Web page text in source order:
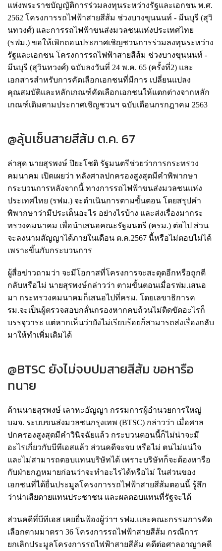
แห่งพระราชบัญญัติการร่วมลงทุนระหว่างรัฐและเอกชน พ.ศ.
2562 โครงการรถไฟฟ้าสายสีส้ม ช่วงบางขุนนนท์ - มีนบุรี (สุวิ
นทวงศ์) และการรถไฟฟ้าขนส่งมวลชนแห่งประเทศไทย
(รฟม.) ขอให้เพิกถอนประกาศเชิญชวนการร่วมลงทุนระหว่าง
รัฐและเอกชน โครงการรถไฟฟ้าสายสีส้ม ช่วงบางขุนนนท์ -
มีนบุรี (สุวินทวงศ์) ฉบับลงวันที่ 24 พ.ค. 65 (ครั้งที่2) และ
เอกสารสำหรับการคัดเลือกเอกชนที่มีการ เปลี่ยนแปลง
คุณสมบัติและหลักเกณฑ์คัดเลือกเอกชนให้แตกต่างจากหลัก
เกณฑ์เดิมตามประกาศเชิญชวนฯ ฉบับเดือนกรกฎาคม 2563
@ลุ้นเซ็นสายสีส้ม ต.ค. 67
ล่าสุด นายสุรพงษ์ ปิยะโชติ รัฐมนตรีช่วยว่าการกระทรวง
คมนาคม เปิดเผยว่า หลังศาลปกครองสูงสุดมีคำพิพากษา
กระบวนการหลังจากนี้ ทางการรถไฟฟ้าขนส่งมวลชนแห่ง
ประเทศไทย (รฟม.) จะดำเนินการตามขั้นตอน โดยสรุปคำ
พิพากษาว่ามีประเด็นอะไร อย่างไรบ้าง และส่งเรื่องมากระ
ทรวงคมนาคม เพื่อนำเสนอคณะรัฐมนตรี (ครม.) ต่อไป ส่วน
จะลงนามสัญญาได้ภายในเดือน ต.ค.2567 นี้หรือไม่ตอบไม่ได้
เพราะขึ้นกับกระบวนการ
ผู้สื่อข่าวถามว่า จะมีโอกาสที่โครงการจะสะดุดอีกหรือถูกตี
กลับหรือไม่ นายสุรพงษ์กล่าวว่า ตามขั้นตอนเมื่อรฟม.เสนอ
มา กระทรวงคมนาคมก็เสนอไปที่ครม. โดยเลขาธิการค
รม.จะเป็นผู้ตรวจสอบกลั่นกรองหากคบถ้วนไม่ติดขัดอะไรก็
บรรจุวาระ แต่หากเห็นว่ายังไม่เรียบร้อยก็สามารถส่งเรื่องกลับ
มาให้ทำเพิ่มเติมได้
@BTSC ยังไม่จบปมสายสีส้ม ขอหารือ
ทนาย
ด้านนายสุรพงษ์ เลาหะอัญญา กรรมการผู้อำนวยการใหญ่
บมจ. ระบบขนส่งมวลชนกรุงเทพ (BTSC) กล่าวว่า เมื่อศาล
ปกครองสูงสุดมีคำวินิจฉัยแล้ว กระบวนตอนนี้ก็ไม่น่าจะมี
อะไรเกี่ยวกับบีทีเอสแล้ว ส่วนคดีจะจบ หรือไม่ ตนไม่แน่ใจ
และไม่สามารถตอบแทนบริษัทได้ เพราะบริษัทก็จะต้องหารือ
กับฝ่ายกฎหมายก่อนว่าจะทำอะไรได้หรือไม่ ในส่วนของ
เอกชนที่ได้ยื่นประมูลโครงการรถไฟฟ้าสายสีส้มตอนนี้ รู้สึก
ว่าน่าเสียดายแทนประชาชน และผลตอบแทนที่รัฐจะได้
ส่วนคดีที่บีทีเอส เคยยื่นฟ้องผู้ว่าฯ รฟม.และคณะกรรมการคัด
เลือกตามมาตรา 36 โครงการรถไฟฟ้าสายสีส้ม กรณีการ
ยกเลิกประมูลโครงการรถไฟฟ้าสายสีส้ม คดีต่อศาลอาญาคดี